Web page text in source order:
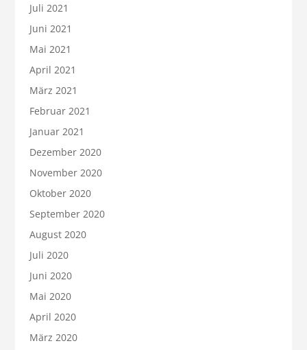
Juli 2021
Juni 2021
Mai 2021
April 2021
März 2021
Februar 2021
Januar 2021
Dezember 2020
November 2020
Oktober 2020
September 2020
August 2020
Juli 2020
Juni 2020
Mai 2020
April 2020
März 2020